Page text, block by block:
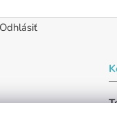
Odhlásiť